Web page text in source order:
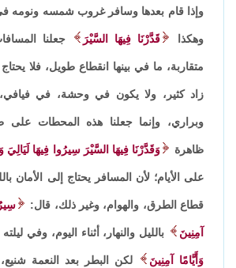
وإذا قام بعدها وسافر غروب شمسه ونومه في
وهكذا قَدَّرْنَا فِيهَا السَّيْرَ جعلنا
متقاربة، ما في بينها انقطاع طويل، فلا
زاد كثير، ولا يكون في وحشة، في
وبراري، وإنما جعلنا هذه المحطات
ظاهرة وَقَدَّرْنَا فِيهَا السَّيْرَ سِيرُوا فِيهَا لَيَالِيَ
على الأيام؛ لأن المسافر يحتاج إلى الأمان
قطاع الطرق، والهوام، وغير ذلك، قال:
آمِنِينَ بالليل والنهار، أثناء اليوم، وفي ليلته
وَأَيَّامًا آمِنِينَ لكن البطر بعد النعمة شنيع،